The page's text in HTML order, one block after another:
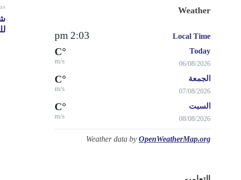
Weather
Local Time
2:03 pm
Today
06/08/2026
°C
m/s
الجمعة
07/08/2026
°C
m/s
السبت
08/08/2026
°C
m/s
Weather data by OpenWeatherMap.org